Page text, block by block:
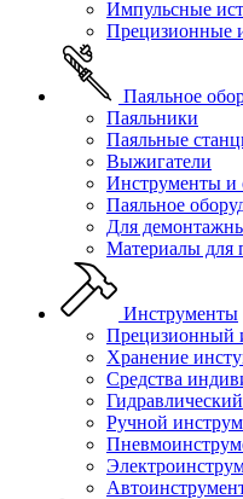
Импульсные
Прецизионные
Паяльное
Паяльники
Паяльные
Выжигатели
Инструменты и
Паяльное
Для
Материалы для
Инструменты
Прецизионный
Хранение
Средства
Ручной